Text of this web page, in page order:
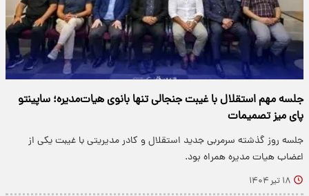
جلسه مهم استقلال با غیبت جنجالی تنها بانوی هیات‌مدیره؛ ساپینتو
پای میز تصمیمات
جلسه روز گذشته سرمربی جدید استقلال و کادر مدیریتی با غیبت یکی از
اعضاب هیات مدیره همراه بود.
۱۸ تیر ۱۴۰۴